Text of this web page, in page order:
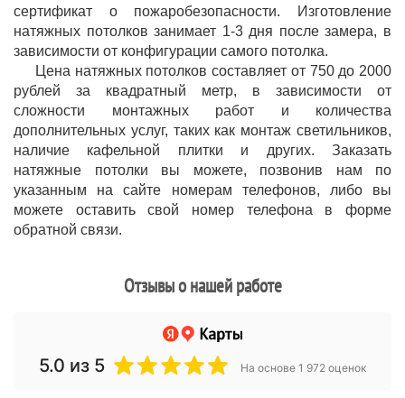
сертификат о пожаробезопасности. Изготовление
натяжных потолков занимает 1-3 дня после замера, в
зависимости от конфигурации самого потолка.
Цена натяжных потолков составляет от 750 до 2000
рублей за квадратный метр, в зависимости от
сложности монтажных работ и количества
дополнительных услуг, таких как монтаж светильников,
наличие кафельной плитки и других. Заказать
натяжные потолки вы можете, позвонив нам по
указанным на сайте номерам телефонов, либо вы
можете оставить свой номер телефона в форме
обратной связи.
Отзывы о нашей работе
5.0 из 5 На основе 1 972 оценок